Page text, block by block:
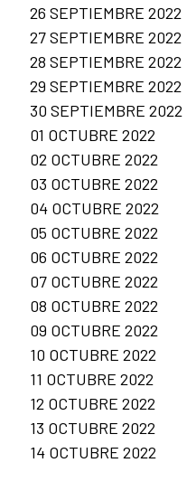
26 SEPTIEMBRE 2022
27 SEPTIEMBRE 2022
28 SEPTIEMBRE 2022
29 SEPTIEMBRE 2022
30 SEPTIEMBRE 2022
01 OCTUBRE 2022
02 OCTUBRE 2022
03 OCTUBRE 2022
04 OCTUBRE 2022
05 OCTUBRE 2022
06 OCTUBRE 2022
07 OCTUBRE 2022
08 OCTUBRE 2022
09 OCTUBRE 2022
10 OCTUBRE 2022
11 OCTUBRE 2022
12 OCTUBRE 2022
13 OCTUBRE 2022
14 OCTUBRE 2022